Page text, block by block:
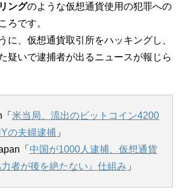
ングのような仮想通貨使用の犯罪への
ろです。
に、仮想通貨取引所をハッキングし、
疑いで逮捕者が出るニュースが報じら
米当局、流出のビットコイン4200
の夫婦逮捕 」
「 中国が1000人逮捕、仮想通貨
者が後を絶たない』仕組み 」